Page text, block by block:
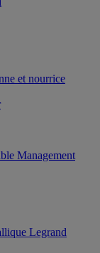
et nourrice
Management
Legrand